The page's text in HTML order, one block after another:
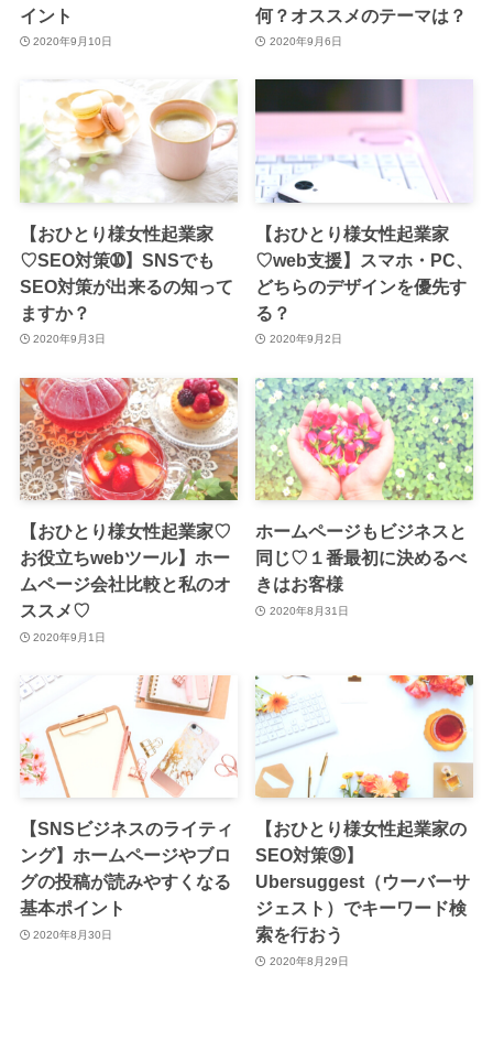
イント
2020年9月10日
何？オススメのテーマは？
2020年9月6日
【おひとり様女性起業家
♡SEO対策➉】SNSでも
SEO対策が出来るの知って
ますか？
2020年9月3日
【おひとり様女性起業家
♡web支援】スマホ・PC、
どちらのデザインを優先す
る？
2020年9月2日
【おひとり様女性起業家♡
お役立ちwebツール】ホー
ムページ会社比較と私のオ
ススメ♡
2020年9月1日
ホームページもビジネスと
同じ♡１番最初に決めるべ
きはお客様
2020年8月31日
【SNSビジネスのライティ
ング】ホームページやブロ
グの投稿が読みやすくなる
基本ポイント
2020年8月30日
【おひとり様女性起業家の
SEO対策⑨】
Ubersuggest（ウーバーサ
ジェスト）でキーワード検
索を行おう
2020年8月29日